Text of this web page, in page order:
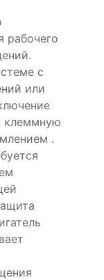
рабочего
с
или
клеммную
.